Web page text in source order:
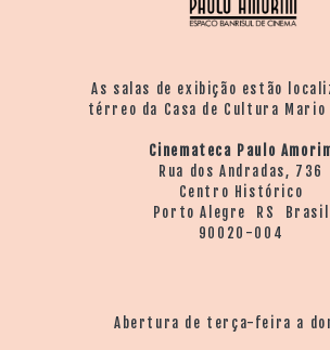
As salas de exibição estão
térreo da Casa de Cultura Mario
Cinemateca Paulo
Rua dos Andradas, 736
Centro Histórico
Porto Alegre RS Brasil
90020-004
Abertura de terça-feira a